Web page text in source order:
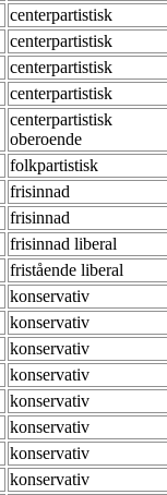
centerpartistisk
centerpartistisk
centerpartistisk
centerpartistisk
centerpartistisk
oberoende
folkpartistisk
frisinnad
frisinnad
frisinnad liberal
fristående liberal
konservativ
konservativ
konservativ
konservativ
konservativ
konservativ
konservativ
konservativ